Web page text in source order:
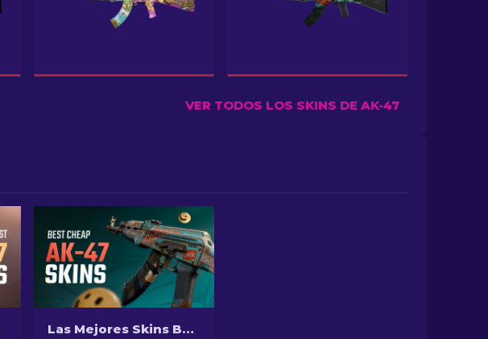
VER TODOS LOS SKINS DE AK-47
Las Mejores Skins Baratas para AK-47 en CS2 Por Menos de $10